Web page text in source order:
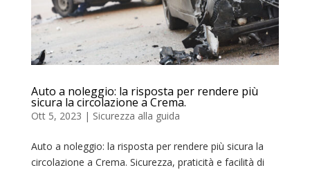
Auto a noleggio: la risposta per rendere più
sicura la circolazione a Crema.
Ott 5, 2023 | Sicurezza alla guida
Auto a noleggio: la risposta per rendere più sicura la
circolazione a Crema. Sicurezza, praticità e facilità di